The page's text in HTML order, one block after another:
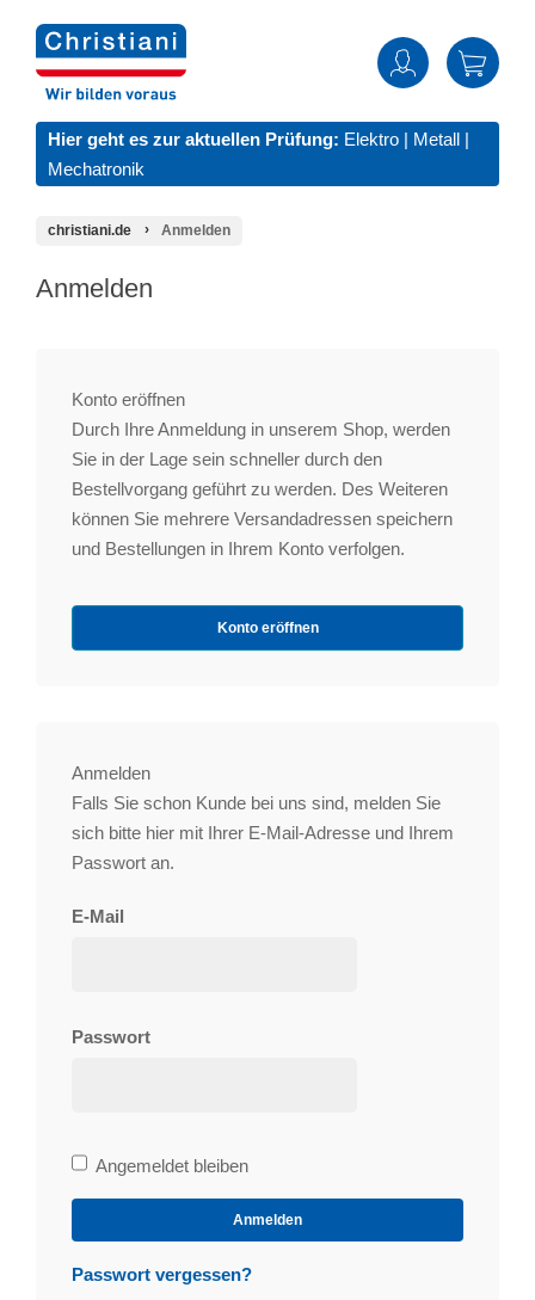
Hier geht es zur aktuellen Prüfung: Elektro | Metall |
Mechatronik
christiani.de Anmelden
Anmelden
Konto eröffnen
Durch Ihre Anmeldung in unserem Shop, werden
Sie in der Lage sein schneller durch den
Bestellvorgang geführt zu werden. Des Weiteren
können Sie mehrere Versandadressen speichern
und Bestellungen in Ihrem Konto verfolgen.
Konto eröffnen
Anmelden
Falls Sie schon Kunde bei uns sind, melden Sie
sich bitte hier mit Ihrer E-Mail-Adresse und Ihrem
Passwort an.
E-Mail
Passwort
Bleibe
angemeldet
Angemeldet bleiben
Anmelden
Passwort vergessen?